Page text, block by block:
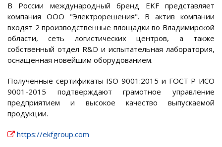
В России международный бренд EKF представляет
компания OOO "Электрорешения". В актив компании
входят 2 производственные площадки во Владимирской
области, сеть логистических центров, а также
собственный отдел R&D и испытательная лаборатория,
оснащенная новейшим оборудованием.
Полученные сертификаты ISO 9001:2015 и ГОСТ Р ИСО
9001-2015 подтверждают грамотное управление
предприятием и высокое качество выпускаемой
продукции.
https://ekfgroup.com